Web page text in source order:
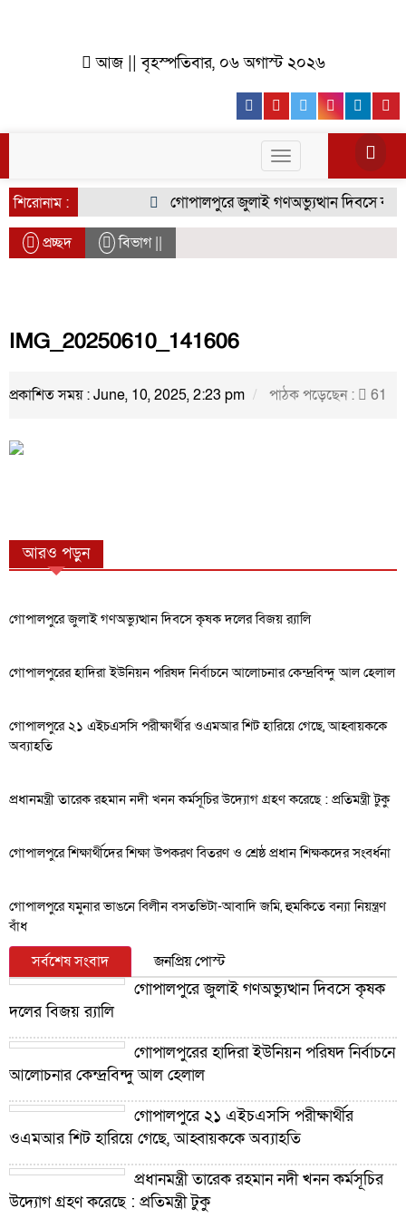
আজ || বৃহস্পতিবার, ০৬ অগাস্ট ২০২৬
Facebook
YoutubeTwitter
Toggle
navigation
শিরোনাম :
গোপালপুরে জুলাই গণঅভ্যুত্থান দিবসে কৃষক
প্রচ্ছদ বিভাগ ||
IMG_20250610_141606
প্রকাশিত সময় : June, 10, 2025, 2:23 pm পাঠক পড়েছেন : 61
আরও পড়ুন
গোপালপুরে জুলাই গণঅভ্যুত্থান দিবসে কৃষক দলের বিজয় র‍্যালি
গোপালপুরের হাদিরা ইউনিয়ন পরিষদ নির্বাচনে আলোচনার কেন্দ্রবিন্দু আল হেলাল
গোপালপুরে ২১ এইচএসসি পরীক্ষার্থীর ওএমআর শিট হারিয়ে গেছে, আহ্বায়ককে
অব্যাহতি
প্রধানমন্ত্রী তারেক রহমান নদী খনন কর্মসূচির উদ্যোগ গ্রহণ করেছে : প্রতিমন্ত্রী টুকু
গোপালপুরে শিক্ষার্থীদের শিক্ষা উপকরণ বিতরণ ও শ্রেষ্ঠ প্রধান শিক্ষকদের সংবর্ধনা
গোপালপুরে যমুনার ভাঙনে বিলীন বসতভিটা-আবাদি জমি, হুমকিতে বন্যা নিয়ন্ত্রণ
বাঁধ
সর্বশেষ সংবাদ জনপ্রিয় পোস্ট
গোপালপুরে জুলাই গণঅভ্যুত্থান দিবসে কৃষক
দলের বিজয় র‍্যালি
গোপালপুরের হাদিরা ইউনিয়ন পরিষদ নির্বাচনে
আলোচনার কেন্দ্রবিন্দু আল হেলাল
গোপালপুরে ২১ এইচএসসি পরীক্ষার্থীর
ওএমআর শিট হারিয়ে গেছে, আহ্বায়ককে অব্যাহতি
প্রধানমন্ত্রী তারেক রহমান নদী খনন কর্মসূচির
উদ্যোগ গ্রহণ করেছে : প্রতিমন্ত্রী টুকু